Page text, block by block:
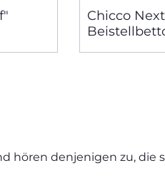
Chicco
hören denjenigen zu, die